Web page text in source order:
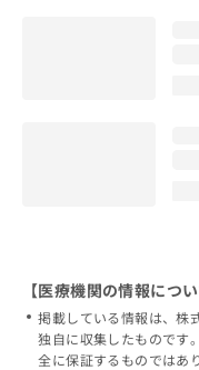
【医療機関の情報につい
掲載している情報は、株
独自に収集したものです
全に保証するものではあ